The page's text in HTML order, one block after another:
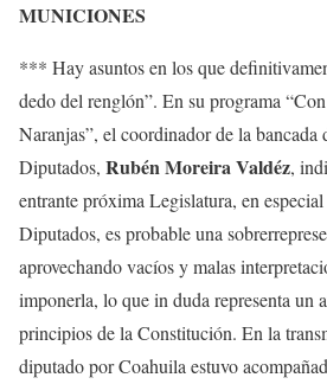
MUNICIONES
*** Hay asuntos en los que
dedo del renglón”. En su programa
Naranjas”, el coordinador de la bancada
Diputados, Rubén Moreira Valdéz,
entrante próxima Legislatura, en
Diputados, es probable una
aprovechando vacíos y malas
imponerla, lo que in duda representa un
principios de la Constitución. En la
diputado por Coahuila estuvo